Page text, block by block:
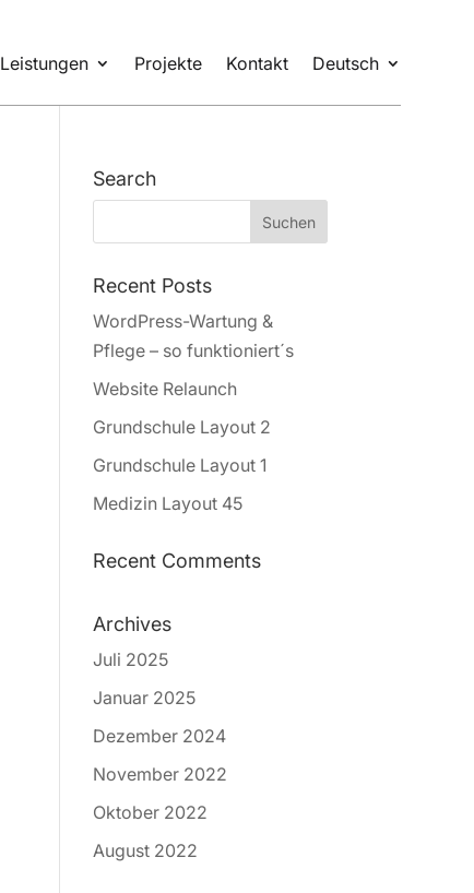
Leistungen Projekte Kontakt Deutsch
Search
Recent Posts
WordPress-Wartung &
Pflege – so funktioniert´s
Website Relaunch
Grundschule Layout 2
Grundschule Layout 1
Medizin Layout 45
Recent Comments
Archives
Juli 2025
Januar 2025
Dezember 2024
November 2022
Oktober 2022
August 2022